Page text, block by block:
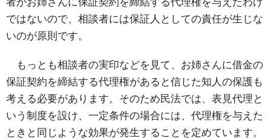
ではないので、相談者には保証人としての責任が生じな
いのが原則です。
もっとも相談者の実印などを見て、お姉さんに借金の
保証契約を締結する代理権があると信じた知人の保護も
考える必要があります。そのため民法では、表見代理と
いう制度を設け、一定条件の場合には、代理権を与えた
ときと同じような効果が発生することを定めています。